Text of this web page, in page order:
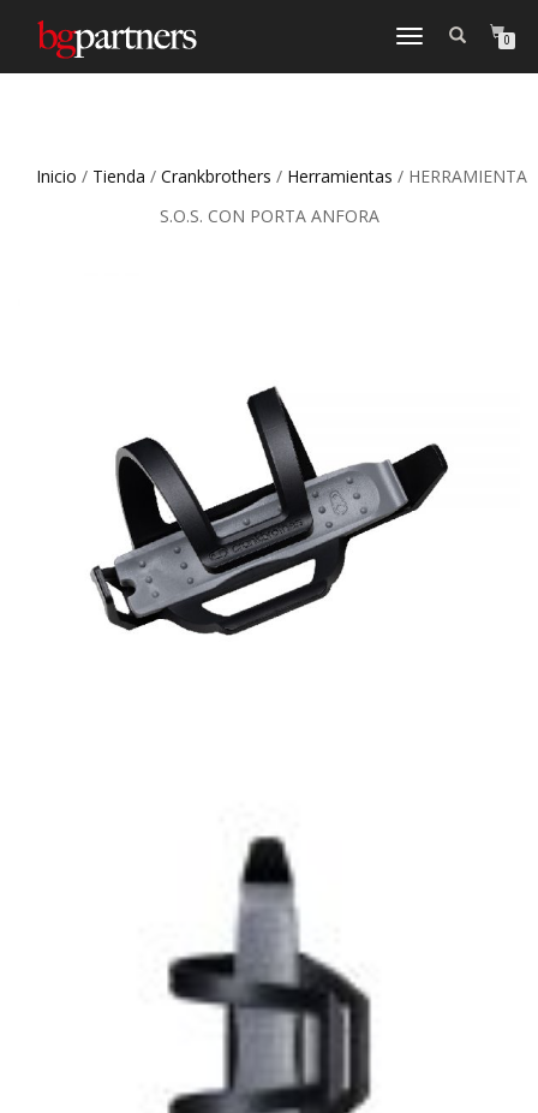
CAMBIAR
0
Inicio / Tienda / Crankbrothers / Herramientas / HERRAMIENTA
S.O.S. CON PORTA ANFORA